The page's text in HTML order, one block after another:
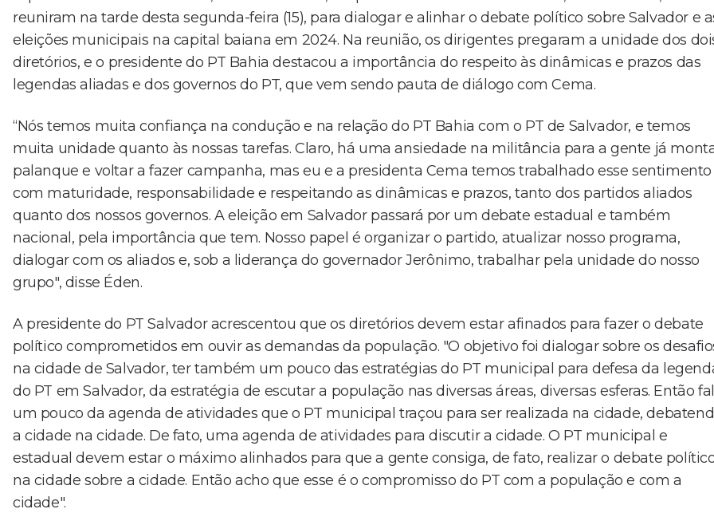
reuniram na tarde desta segunda-feira (15), para dialogar e alinhar o debate político sobre Salvador e
eleições municipais na capital baiana em 2024. Na reunião, os dirigentes pregaram a unidade dos
diretórios, e o presidente do PT Bahia destacou a importância do respeito às dinâmicas e prazos das
legendas aliadas e dos governos do PT, que vem sendo pauta de diálogo com Cema.
“Nós temos muita confiança na condução e na relação do PT Bahia com o PT de Salvador, e temos
muita unidade quanto às nossas tarefas. Claro, há uma ansiedade na militância para a gente já
palanque e voltar a fazer campanha, mas eu e a presidenta Cema temos trabalhado esse sentimento
com maturidade, responsabilidade e respeitando as dinâmicas e prazos, tanto dos partidos aliados
quanto dos nossos governos. A eleição em Salvador passará por um debate estadual e também
nacional, pela importância que tem. Nosso papel é organizar o partido, atualizar nosso programa,
dialogar com os aliados e, sob a liderança do governador Jerônimo, trabalhar pela unidade do nosso
grupo", disse Éden.
A presidente do PT Salvador acrescentou que os diretórios devem estar afinados para fazer o debate
político comprometidos em ouvir as demandas da população. "O objetivo foi dialogar sobre os
na cidade de Salvador, ter também um pouco das estratégias do PT municipal para defesa da
do PT em Salvador, da estratégia de escutar a população nas diversas áreas, diversas esferas. Então
um pouco da agenda de atividades que o PT municipal traçou para ser realizada na cidade,
a cidade na cidade. De fato, uma agenda de atividades para discutir a cidade. O PT municipal e
estadual devem estar o máximo alinhados para que a gente consiga, de fato, realizar o debate
na cidade sobre a cidade. Então acho que esse é o compromisso do PT com a população e com a
cidade".